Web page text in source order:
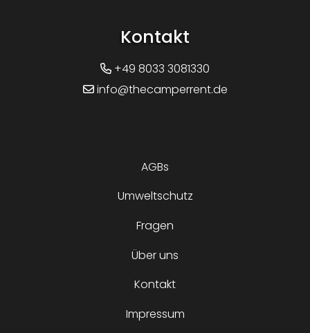
Kontakt
+49 8033 3081330
info@thecamperrent.de
AGBs
Umweltschutz
Fragen
Über uns
Kontakt
Impressum